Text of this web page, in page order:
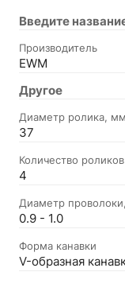
Введите
Производитель
EWM
Другое
Диаметр ролика, мм
37
Количество роликов
4
Диаметр
0.9 - 1.0
Форма канавки
V-образная